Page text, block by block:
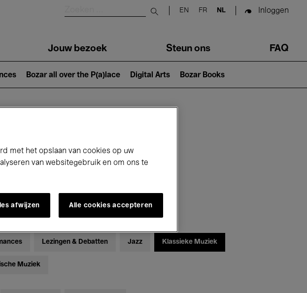
Submit search
EN FR NL Inloggen
Jouw bezoek Steun ons FAQ
Bozar all over the P(a)lace Digital Arts Bozar Books
Lezingen & Debatten Jazz Klassieke Muziek
Muziek
met het opslaan van cookies op uw
van websitegebruik en om ons te
afwijzen Alle cookies accepteren